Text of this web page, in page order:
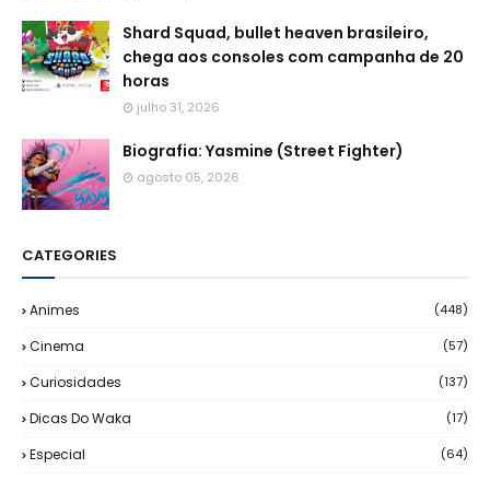
Shard Squad, bullet heaven brasileiro,
chega aos consoles com campanha de 20
horas
julho 31, 2026
Biografia: Yasmine (Street Fighter)
agosto 05, 2026
CATEGORIES
Animes (448)
Cinema (57)
Curiosidades (137)
Dicas Do Waka (17)
Especial (64)